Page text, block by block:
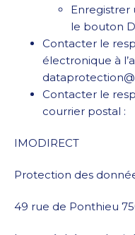
Enregistrer
le bouton
Contacter le
électronique à
Contacter le
courrier postal :
IMODIRECT
Protection des
49 rue de Ponthieu